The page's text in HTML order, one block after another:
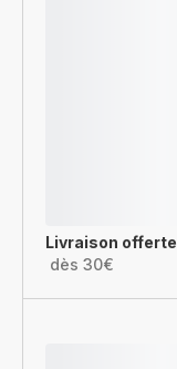
Livraison offerte
dès 30€